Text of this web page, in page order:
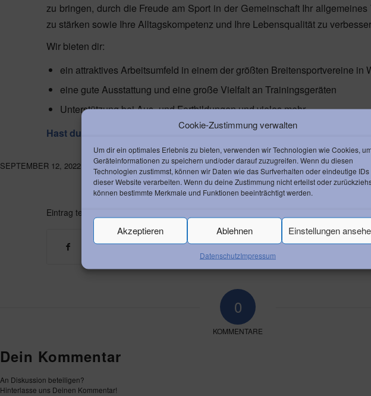
Cookie-Zustimmung verwalten
Um dir ein optimales Erlebnis zu bieten, verwenden wir Technologien wie Cookies,
Geräteinformationen zu speichern und/oder darauf zuzugreifen. Wenn du diesen
Technologien zustimmst, können wir Daten wie das Surfverhalten oder eindeutige IDs
dieser Website verarbeiten. Wenn du deine Zustimmung nicht erteilst oder
können bestimmte Merkmale und Funktionen beeinträchtigt werden.
Akzeptieren Ablehnen Einstellungen
DatenschutzImpressum
zu bringen, durch die Freude am Sport in der Gemeinschaft Ihr
zu stärken sowie Ihre Alltagskompetenz und Ihre Lebensqualität zu
Wir bieten dir:
ein attraktives Arbeitsumfeld in einem der größten Breitensportvereine in
eine gute Ausstattung und eine große Vielfalt an Trainingsgeräten
Unterstützung bei Aus- und Fortbildungen und vieles mehr…
Hast du Interesse? Dann nimm Kontakt mit uns auf!info@ac-
SEPTEMBER 12, 2022
Eintrag teilen
0
KOMMENTARE
Dein Kommentar
An Diskussion beteiligen?
Hinterlasse uns Deinen Kommentar!